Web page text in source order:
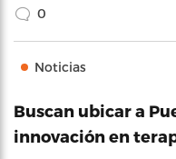
0
Noticias
Buscan ubicar a
innovación en